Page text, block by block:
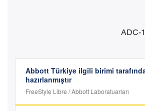
ADC-
Abbott Türkiye ilgili birimi
hazırlanmıştır
FreeStyle Libre / Abbott Laboratuarları